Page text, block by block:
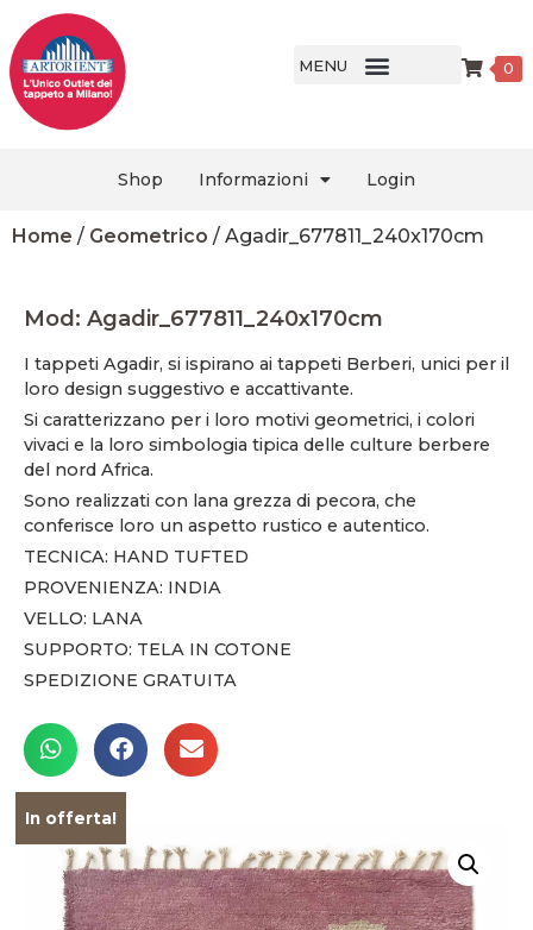
MENU 0
Shop Informazioni Login
Home / Geometrico / Agadir_677811_240x170cm
Mod: Agadir_677811_240x170cm
I tappeti Agadir, si ispirano ai tappeti Berberi, unici per il
loro design suggestivo e accattivante.
Si caratterizzano per i loro motivi geometrici, i colori
vivaci e la loro simbologia tipica delle culture berbere
del nord Africa.
Sono realizzati con lana grezza di pecora, che
conferisce loro un aspetto rustico e autentico.
TECNICA: HAND TUFTED
PROVENIENZA: INDIA
VELLO: LANA
SUPPORTO: TELA IN COTONE
SPEDIZIONE GRATUITA
In offerta!